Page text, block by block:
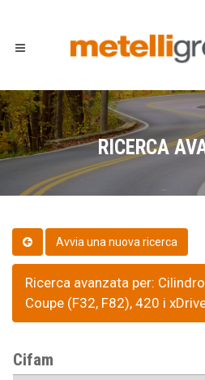
RICERCA
Ricerca avanzata per:
Coupe (F32, F82), 420 i
Cifam